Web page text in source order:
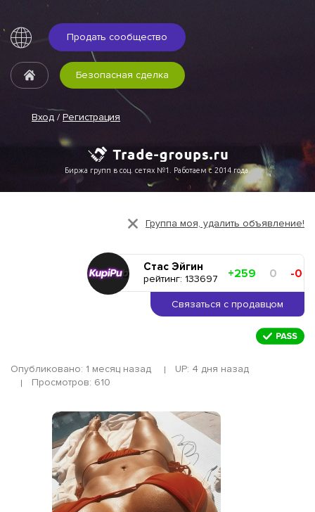
Продать сообщество
Вход / Регистрация
Безопасная сделка
Биржа групп в соц. сетях №1. Работаем с 2014 года.
Группа моя, удалить объявление!
Стас Эйгин
рейтинг: 133697 +259 0 -0
Связаться с продавцом
Опубликовано: 1 месяц назад
UP: 4 дня назад
Просмотров: 610